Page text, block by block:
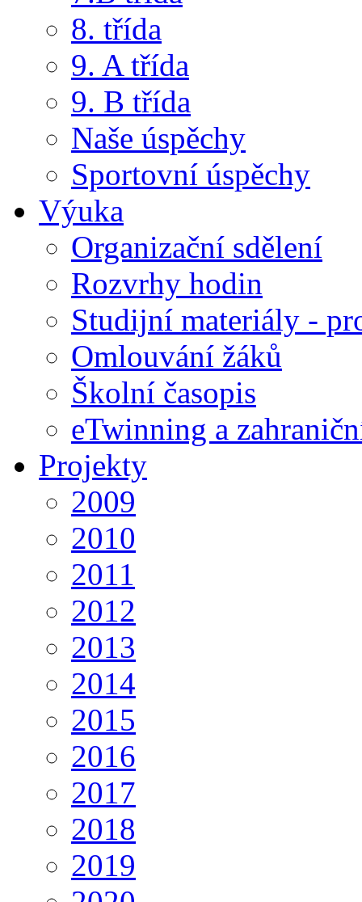
8. třída
9. A třída
9. B třída
Naše úspěchy
Sportovní úspěchy
Výuka
Organizační sdělení
Rozvrhy hodin
Studijní materiály -
Omlouvání žáků
Školní časopis
eTwinning a
Projekty
2009
2010
2011
2012
2013
2014
2015
2016
2017
2018
2019